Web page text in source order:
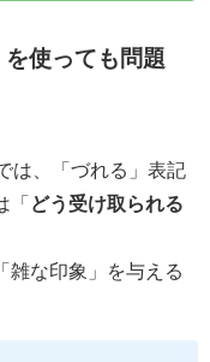
使っても問題
は、「づれる」表記
「 どう受け取られる
雑な印象」を与える